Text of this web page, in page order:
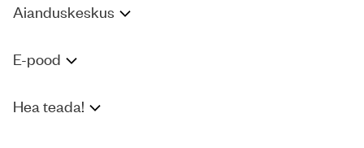
Aianduskeskus
E-pood
Hea teada!